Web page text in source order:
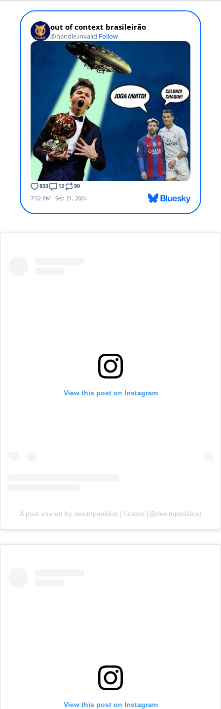
View this post on Instagram
A post shared by desimpedidos | futebol (@desimpedidos)
View this post on Instagram